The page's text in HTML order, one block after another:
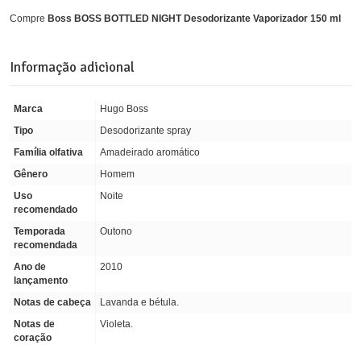
Compre Boss BOSS BOTTLED NIGHT Desodorizante Vaporizador 150 ml
Informação adicional
Marca
Hugo Boss
Tipo
Desodorizante spray
Família olfativa
Amadeirado aromático
Gênero
Homem
Uso
recomendado
Noite
Temporada
recomendada
Outono
Ano de
lançamento
2010
Notas de cabeça
Lavanda e bétula.
Notas de
coração
Violeta.